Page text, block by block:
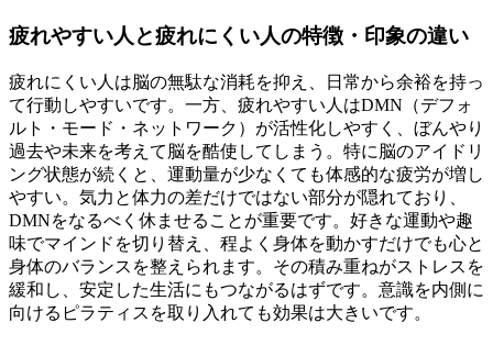
疲れやすい人と疲れにくい人の特徴・印象の違い
疲れにくい人は脳の無駄な消耗を抑え、日常から余裕を持っ
て行動しやすいです。一方、疲れやすい人はDMN（デフォ
ルト・モード・ネットワーク）が活性化しやすく、ぼんやり
過去や未来を考えて脳を酷使してしまう。特に脳のアイドリ
ング状態が続くと、運動量が少なくても体感的な疲労が増し
やすい。気力と体力の差だけではない部分が隠れており、
DMNをなるべく休ませることが重要です。好きな運動や趣
味でマインドを切り替え、程よく身体を動かすだけでも心と
身体のバランスを整えられます。その積み重ねがストレスを
緩和し、安定した生活にもつながるはずです。意識を内側に
向けるピラティスを取り入れても効果は大きいです。